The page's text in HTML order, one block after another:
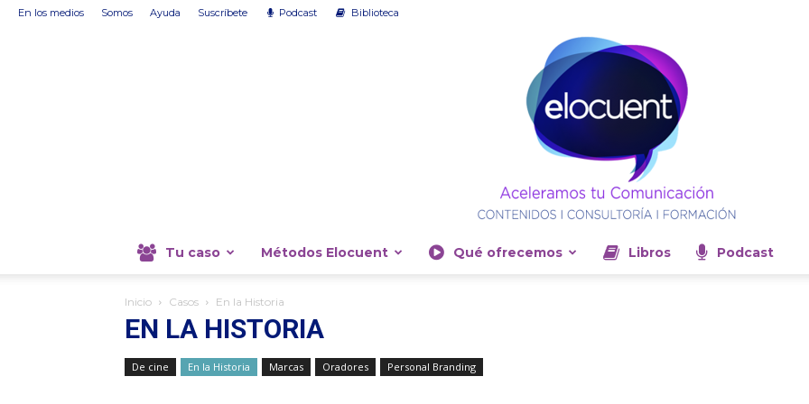
En los medios Somos Ayuda Suscríbete Podcast Biblioteca
Tu caso Métodos Elocuent Qué ofrecemos Libros Podcast
Inicio Casos En la Historia
EN LA HISTORIA
De cine En la Historia Marcas Oradores Personal Branding